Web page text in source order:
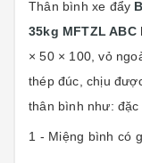
Thân bình xe đẩy
35kg MFTZL ABC
× 50 × 100, vỏ
thép đúc, chịu
thân bình như: đặc
1 - Miệng bình có